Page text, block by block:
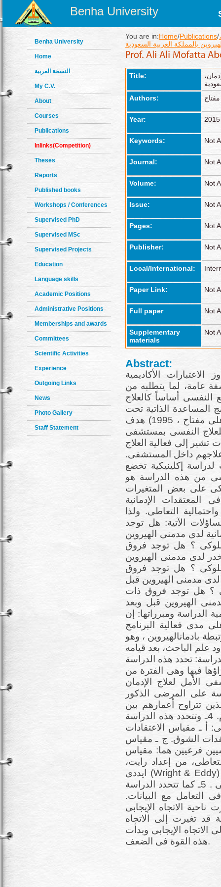
Benha University
Benha University
Home
النسخة العربية
My C.V.
About
Courses
Publications
Inlinks(Competition)
Theses
Reports
Published books
Workshops / Conferences
Supervised PhD
Supervised MSc
Supervised Projects
Education
Language skills
Academic Positions
Administrative Positions
Memberships and awards
Committees
Scientific Activities
Experience
Outgoing Links
News
Photo Gallery
Staff Statement
You are in:Home/Publications/
بالمملكة العربية السعودية
Title:
Authors:
Year: 2015
Keywords: Not
Journal: Not
Volume: Not
Issue: Not
Pages: Not
Publisher: Not
Local/International:
Paper Link: Not
Full paper Not
Supplementary
materials
Not
Abstract:
الأكاديمية
عامة، لما يتطلبه من
النفسى أساساً كالعلاج
المساعدة الذاتية تحت
إشراف جماعة المدمن المجهول وغيرها". (على مفتاح ، 1995) هدف
النفسى بمستشفى
تشير إلى فعالية العلاج
داخل المستشفى.
إكلينيكية تخضع
من هذه الدراسة هو
على بعض المتغيرات
المعتقدات الإدمانية
التعاطى. ولذا
الآتية: هل توجد
لدى مدمنى الهيروين
؟ هل توجد فروق
لدى مدمنى الهيروين
؟ هل توجد فروق
مدمنى الهيروين قبل
؟ هل توجد فروق ذات
الهيروين قبل وبعد
الدراسة ومبرراتها: إن
مدى فعالية البرنامج
بادمانالهيروين ، وهو
علم الباحث، بعد قيامه
تحدد هذه الدراسة
اجراؤها فيها وهى الفترة من
مستشفى الأمل لعلاج الإدمان
على المرضى الذكور
تتراوح أعمارهم بين
(18ـ 48) ، والمنومين بمستشفى أمل الدمام. 4ـ وتتحدد هذه الدراسة
أ ـ مقياس الاعتقادات
الشوق. ج ـ مقياس
فرعيين هما: مقياس
من إعداد رايت،
ايددى (Wright & Eddy) ، وأعدها الباحث للبيئة العربية. د ـ البرنامج
العلاجى المتمثل فى النموذج المعرفىالسلوكى . 5ـ كما تتحدد الدراسة
التعامل مع البيانات.
ناحية الاتجاه الإيجابى
قد تغيرت إلى الاتجاه
الاتجاه الإيجابى وبدأت
هذه القوة فى الضعف.